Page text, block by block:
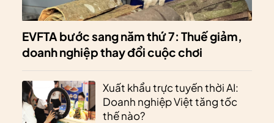
EVFTA bước sang năm thứ 7: Thuế giảm,
doanh nghiệp thay đổi cuộc chơi
Xuất khẩu trực tuyến thời AI:
Doanh nghiệp Việt tăng tốc
thế nào?